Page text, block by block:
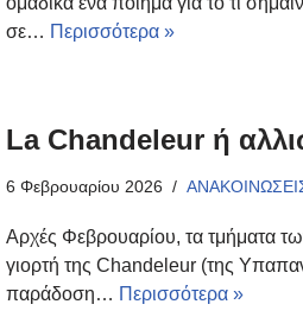
σε… Περισσότερα »
La Chandeleur ή
6 Φεβρουαρίου 2026
Αρχές Φεβρουαρίου, τα τμήματα
γιορτή της Chandeleur (της
παράδοση… Περισσότερα »